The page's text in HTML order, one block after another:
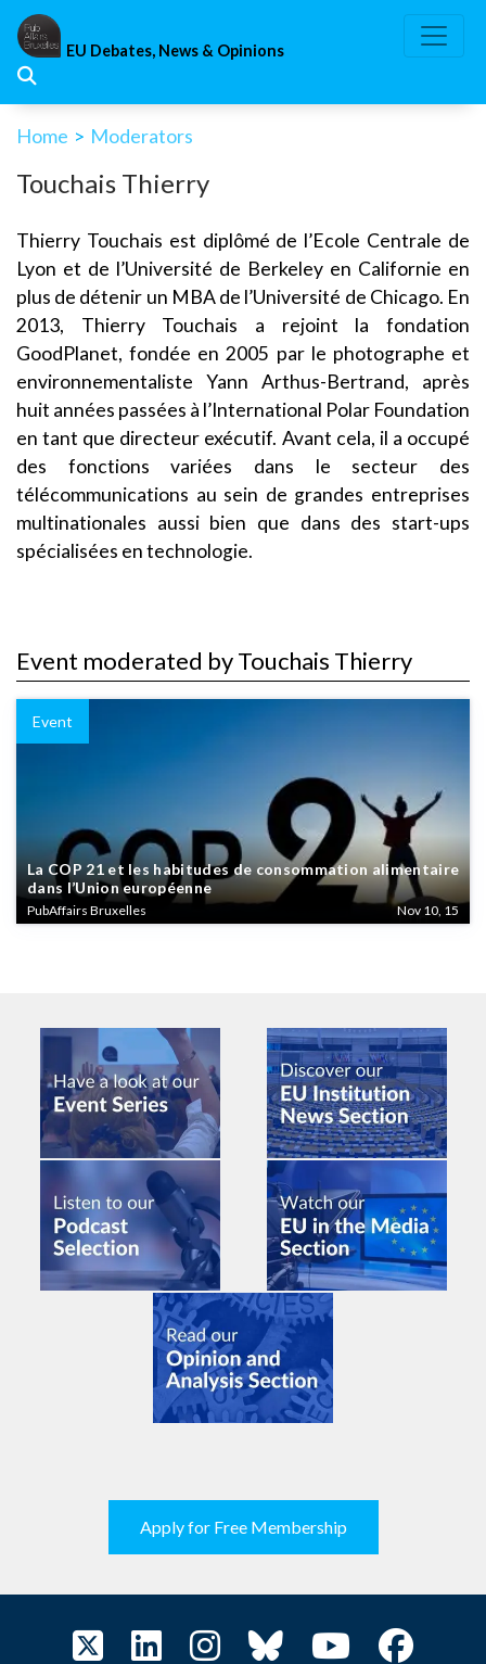
Skip
content
EU Debates, News & Opinions
Home > Moderators
Touchais Thierry
Thierry Touchais est diplômé de l’Ecole Centrale de
Lyon et de l’Université de Berkeley en Californie en
plus de détenir un MBA de l’Université de Chicago. En
2013, Thierry Touchais a rejoint la fondation
GoodPlanet, fondée en 2005 par le photographe et
environnementaliste Yann Arthus-Bertrand, après
huit années passées à l’International Polar Foundation
en tant que directeur exécutif. Avant cela, il a occupé
des fonctions variées dans le secteur des
télécommunications au sein de grandes entreprises
multinationales aussi bien que dans des start-ups
spécialisées en technologie.
Event moderated by Touchais Thierry
Event
La COP 21 et les habitudes de consommation alimentaire
dans l’Union européenne
PubAffairs Bruxelles Nov 10, 15
Apply for Free Membership